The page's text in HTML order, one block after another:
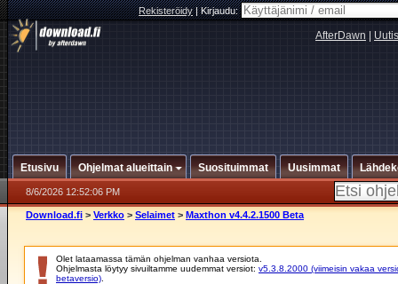
Rekisteröidy|Kirjaudu:
AfterDawn
Etusivu Ohjelmat alueittain Suosituimmat Uusimmat
8/6/2026 12:52:06 PM
Download.fi > Verkko > Selaimet > Maxthon v4.4.2.1500 Beta
Olet lataamassa tämän ohjelman vanhaa versiota.
Ohjelmasta löytyy sivuiltamme uudemmat versiot: v5.3.8.2000 (viimeisin vakaa
betaversio)